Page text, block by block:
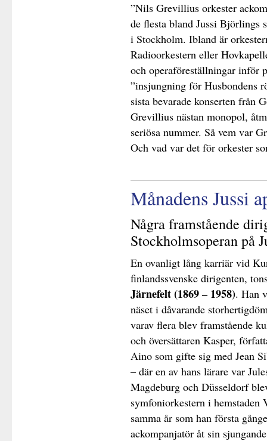
”Nils Grevillius orkester
de flesta bland Jussi Björlings
i Stockholm. Ibland är
Radioorkestern eller
och operaföreställningar inför
”insjungning för Husbondens
sista bevarade konserten från
Grevillius nästan monopol,
seriösa nummer. Så vem var
Och vad var det för orkester
Månadens Jussi
Några framstående
Stockholmsoperan på
En ovanligt lång karriär vid
finlandssvenske dirigenten,
Järnefelt (1869 – 1958). Han
näset i dåvarande
varav flera blev framstående
och översättaren Kasper,
Aino som gifte sig med Jean
– där en av hans lärare var
Magdeburg och Düsseldorf
symfoniorkestern i
samma år som han första
ackompanjatör åt sin